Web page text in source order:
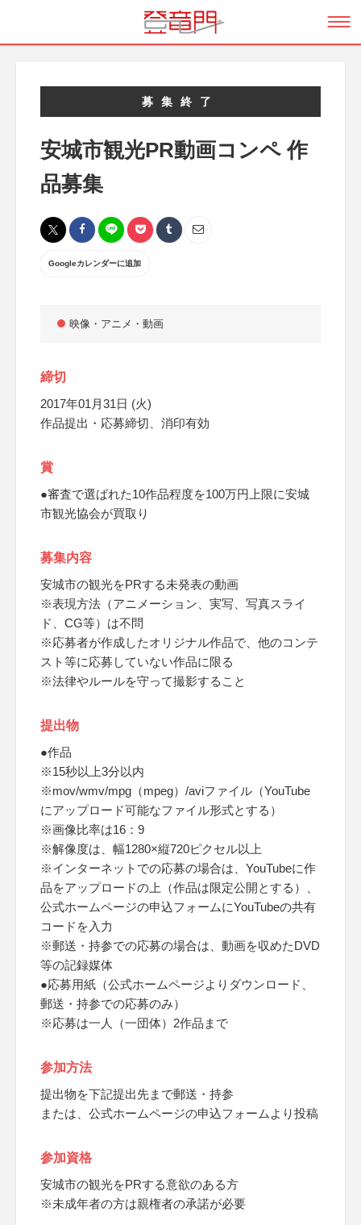
募集終了
安城市観光PR動画コンペ 作
品募集
Googleカレンダーに追加
映像・アニメ・動画
締切
2017年01月31日 (火)
作品提出・応募締切、消印有効
賞
●審査で選ばれた10作品程度を100万円上限に安城
市観光協会が買取り
募集内容
安城市の観光をPRする未発表の動画
※表現方法（アニメーション、実写、写真スライ
ド、CG等）は不問
※応募者が作成したオリジナル作品で、他のコンテ
スト等に応募していない作品に限る
※法律やルールを守って撮影すること
提出物
●作品
※15秒以上3分以内
※mov/wmv/mpg（mpeg）/aviファイル（YouTube
にアップロード可能なファイル形式とする）
※画像比率は16：9
※解像度は、幅1280×縦720ピクセル以上
※インターネットでの応募の場合は、YouTubeに作
品をアップロードの上（作品は限定公開とする）、
公式ホームページの申込フォームにYouTubeの共有
コードを入力
※郵送・持参での応募の場合は、動画を収めたDVD
等の記録媒体
●応募用紙（公式ホームページよりダウンロード、
郵送・持参での応募のみ）
※応募は一人（一団体）2作品まで
参加方法
提出物を下記提出先まで郵送・持参
または、公式ホームページの申込フォームより投稿
参加資格
安城市の観光をPRする意欲のある方
※未成年者の方は親権者の承諾が必要